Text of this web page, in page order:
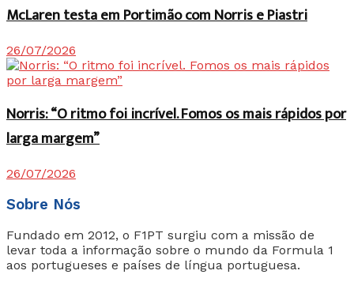
McLaren testa em Portimão com Norris e Piastri
26/07/2026
Norris: “O ritmo foi incrível. Fomos os mais rápidos por
larga margem”
26/07/2026
Sobre Nós
Fundado em 2012, o F1PT surgiu com a missão de
levar toda a informação sobre o mundo da Formula 1
aos portugueses e países de língua portuguesa.